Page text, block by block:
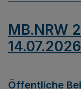
MB.NRW
14.07.2026
Öffentliche